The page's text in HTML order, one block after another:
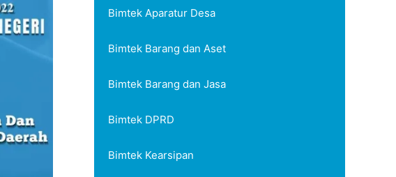
Bimtek Aparatur Desa
Bimtek Barang dan Aset
Bimtek Barang dan Jasa
Bimtek DPRD
Bimtek Kearsipan